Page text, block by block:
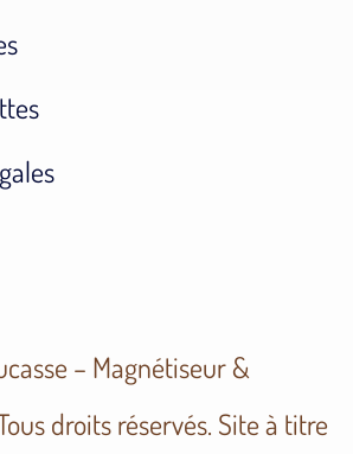
– Magnétiseur &
droits réservés. Site à titre